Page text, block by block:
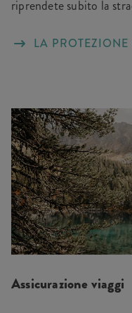
riprendete subito la
LA
Assicurazione viaggi